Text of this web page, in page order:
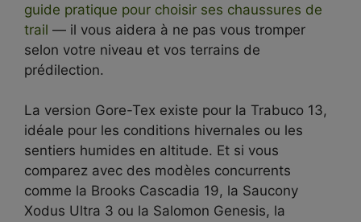
guide pratique pour choisir ses chaussures de
trail — il vous aidera à ne pas vous tromper
selon votre niveau et vos terrains de
prédilection.
La version Gore-Tex existe pour la Trabuco 13,
idéale pour les conditions hivernales ou les
sentiers humides en altitude. Et si vous
comparez avec des modèles concurrents
comme la Brooks Cascadia 19, la Saucony
Xodus Ultra 3 ou la Salomon Genesis, la